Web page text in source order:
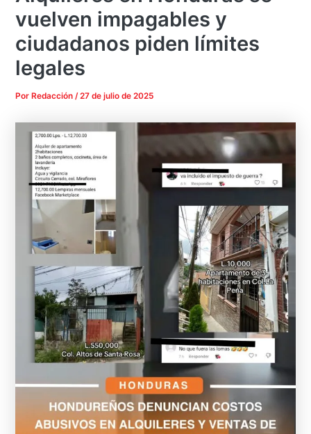
vuelven impagables y
ciudadanos piden límites
legales
Por Redacción/27 de julio de 2025